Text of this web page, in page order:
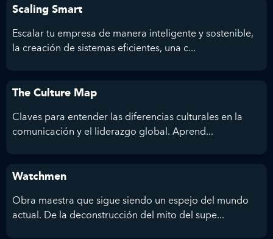
Scaling Smart
Escalar tu empresa de manera inteligente y sostenible,
la creación de sistemas eficientes, una c...
The Culture Map
Claves para entender las diferencias culturales en la
comunicación y el liderazgo global. Aprend...
Watchmen
Obra maestra que sigue siendo un espejo del mundo
actual. De la deconstrucción del mito del supe...